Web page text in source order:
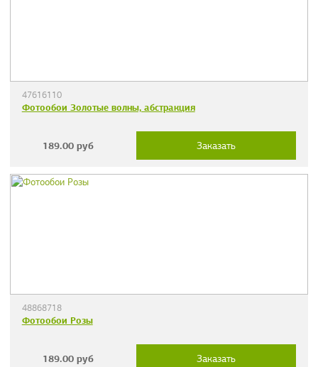
47616110
Фотообои Золотые волны, абстракция
189.00 руб Заказать
48868718
Фотообои Розы
189.00 руб Заказать